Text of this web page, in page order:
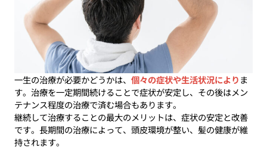
一生の治療が必要かどうかは、 個々の症状や生活状況によりま
す。治療を一定期間続けることで症状が安定し、その後はメン
テナンス程度の治療で済む場合もあります。
継続して治療することの最大のメリットは、症状の安定と改善
です。長期間の治療によって、頭皮環境が整い、髪の健康が維
持されます。